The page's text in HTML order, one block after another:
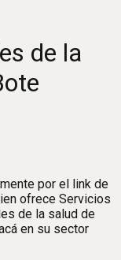
de la
por el link de
ofrece Servicios
de la salud de
en su sector